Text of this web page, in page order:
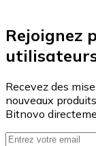
Rejoignez
Recevez des
nouveaux
Bitnovo